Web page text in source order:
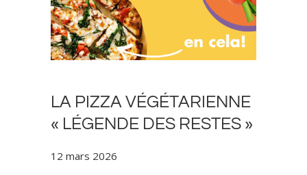
LA PIZZA VÉGÉTARIENNE
« LÉGENDE DES RESTES »
12 mars 2026